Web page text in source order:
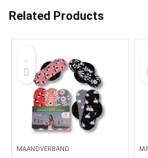
Related Products
MAANDVERBAND